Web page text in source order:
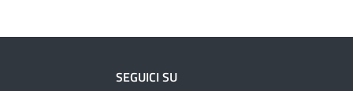
SEGUICI SU